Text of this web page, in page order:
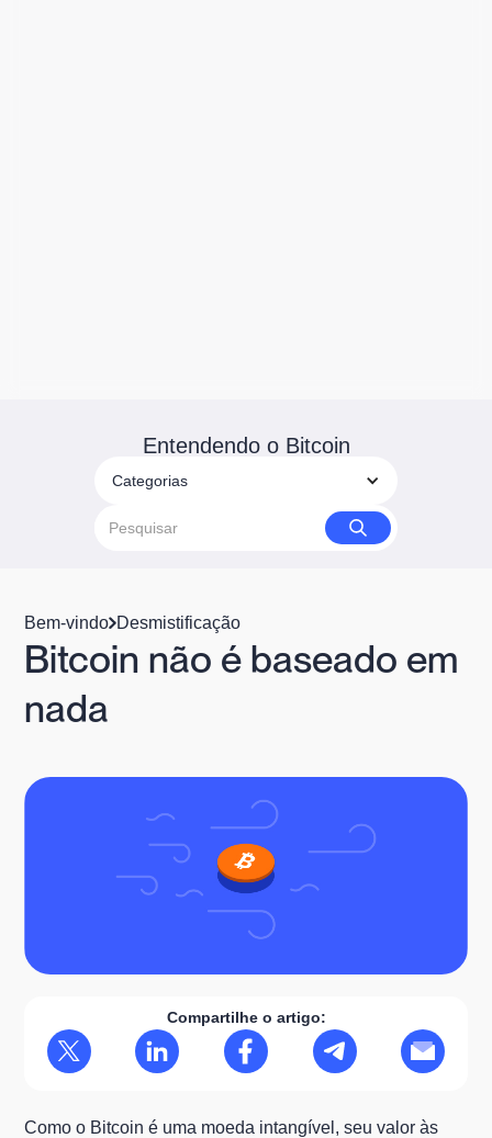
Entendendo o Bitcoin
Categorias
Bem-vindo Desmistificação
Bitcoin não é baseado em
nada
Compartilhe o artigo:
Como o Bitcoin é uma moeda intangível, seu valor às